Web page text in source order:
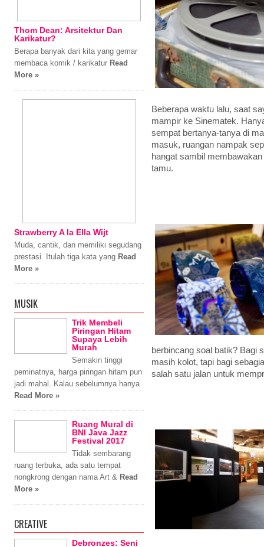
Beberapa waktu lalu, saat
mampir ke Sinematek.
sempat bertanya-tanya di
masuk, ruangan nampak
hangat sambil
tamu.
berbincang soal batik? Bagi
masih kolot, tapi bagi
salah satu jalan untuk
Thom Dean: Arsitektur Dan
Karikatur?
Berapa banyak dari kita yang gemar
membaca komik / karikatur Read
More »
Strawberry A la Ella Wijt
Muda, cantik, dan memiliki segudang
prestasi. Itulah tiga kata yang Read
More »
MUSIK
Trik Membeli
Piringan Hitam
Supaya Lebih
Murah
Semakin tinggi
peminatnya, harga piringan hitam pun
jadi mahal. Kalau sebelumnya hanya
Read More »
Ruang Mural di
BNI Java Jazz
Festival 2017
Tidak sembarang
ruang terbuka, ada satu tempat
nongkrong dengan nama Art & Read
More »
CREATIVE
Debronzes: Seni